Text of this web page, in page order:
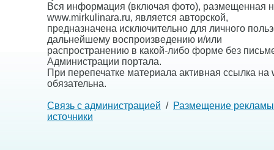
Вся информация (включая фото), размещенная
www.mirkulinara.ru, является авторской,
предназначена исключительно для личного
дальнейшему воспроизведению и/или
распространению в какой-либо форме без
Администрации портала.
При перепечатке материала активная ссылка на
обязательна.
Связь с администрацией / Размещение рекламы
источники